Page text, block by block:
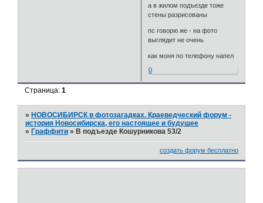
а в жилом подъезде тоже
стены разрисованы
пс говорю же - на фото
выглядит не очень
как моня по телефону напел
0
Страница:1
» НОВОСИБИРСК в фотозагадках. Краеведческий форум -
история Новосибирска, его настоящее и будущее
» Граффити » В подъезде Кошурникова 53/2
создать форум бесплатно